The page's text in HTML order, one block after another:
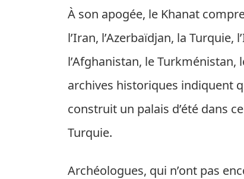
À son apogée, le Khanat
l’Iran, l’Azerbaïdjan, la Turquie,
l’Afghanistan, le Turkménistan,
archives historiques indiquent
construit un palais d’été dans
Turquie.
Archéologues, qui n’ont pas